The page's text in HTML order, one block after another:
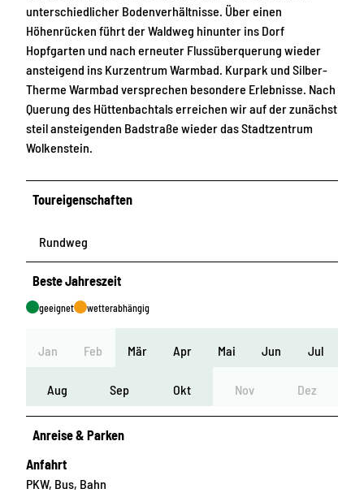
unterschiedlicher Bodenverhältnisse. Über einen
Höhenrücken führt der Waldweg hinunter ins Dorf
Hopfgarten und nach erneuter Flussüberquerung wieder
ansteigend ins Kurzentrum Warmbad. Kurpark und Silber-
Therme Warmbad versprechen besondere Erlebnisse. Nach
Querung des Hüttenbachtals erreichen wir auf der zunächst
steil ansteigenden Badstraße wieder das Stadtzentrum
Wolkenstein.
Toureigenschaften
Rundweg
Beste Jahreszeit
geeignet wetterabhängig
Jan Feb Mär Apr Mai Jun Jul
Aug Sep Okt Nov Dez
Anreise & Parken
Anfahrt
PKW, Bus, Bahn